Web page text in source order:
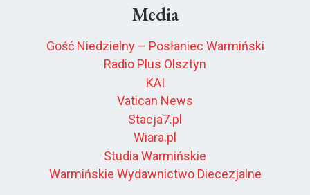
Media
Gość Niedzielny – Posłaniec Warmiński
Radio Plus Olsztyn
KAI
Vatican News
Stacja7.pl
Wiara.pl
Studia Warmińskie
Warmińskie Wydawnictwo Diecezjalne